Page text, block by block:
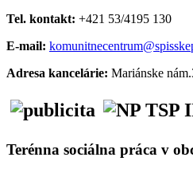
Tel. kontakt: +421 53/4195 130
E-mail:
Adresa kancelárie: Mariánske
Terénna sociálna práca v